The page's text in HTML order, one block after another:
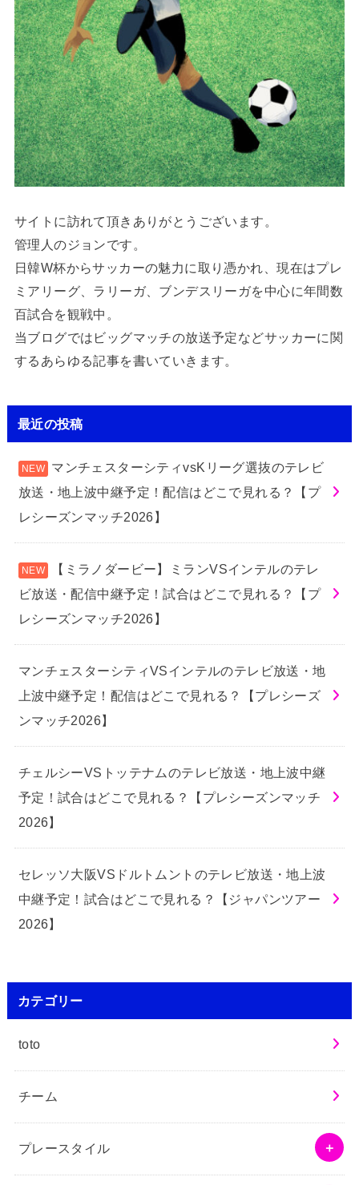
サイトに訪れて頂きありがとうございます。
管理人のジョンです。
日韓W杯からサッカーの魅力に取り憑かれ、現在はプレ
ミアリーグ、ラリーガ、ブンデスリーガを中心に年間数
百試合を観戦中。
当ブログではビッグマッチの放送予定などサッカーに関
するあらゆる記事を書いていきます。
最近の投稿
マンチェスターシティvsKリーグ選抜のテレビ
放送・地上波中継予定！配信はどこで見れる？【プ
レシーズンマッチ2026】
【ミラノダービー】ミランVSインテルのテレ
ビ放送・配信中継予定！試合はどこで見れる？【プ
レシーズンマッチ2026】
マンチェスターシティVSインテルのテレビ放送・地
上波中継予定！配信はどこで見れる？【プレシーズ
ンマッチ2026】
チェルシーVSトッテナムのテレビ放送・地上波中継
予定！試合はどこで見れる？【プレシーズンマッチ
2026】
セレッソ大阪VSドルトムントのテレビ放送・地上波
中継予定！試合はどこで見れる？【ジャパンツアー
2026】
カテゴリー
toto
チーム
プレースタイル